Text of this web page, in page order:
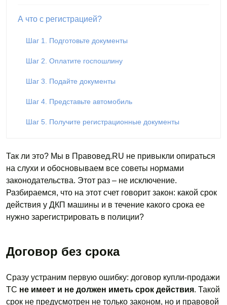
А что с регистрацией?
Шаг 1. Подготовьте документы
Шаг 2. Оплатите госпошлину
Шаг 3. Подайте документы
Шаг 4. Представьте автомобиль
Шаг 5. Получите регистрационные документы
Так ли это? Мы в Правовед.RU не привыкли опираться
на слухи и обосновываем все советы нормами
законодательства. Этот раз – не исключение.
Разбираемся, что на этот счет говорит закон: какой срок
действия у ДКП машины и в течение какого срока ее
нужно зарегистрировать в полиции?
Договор без срока
Сразу устраним первую ошибку: договор купли-продажи
ТС не имеет и не должен иметь срок действия. Такой
срок не предусмотрен не только законом, но и правовой